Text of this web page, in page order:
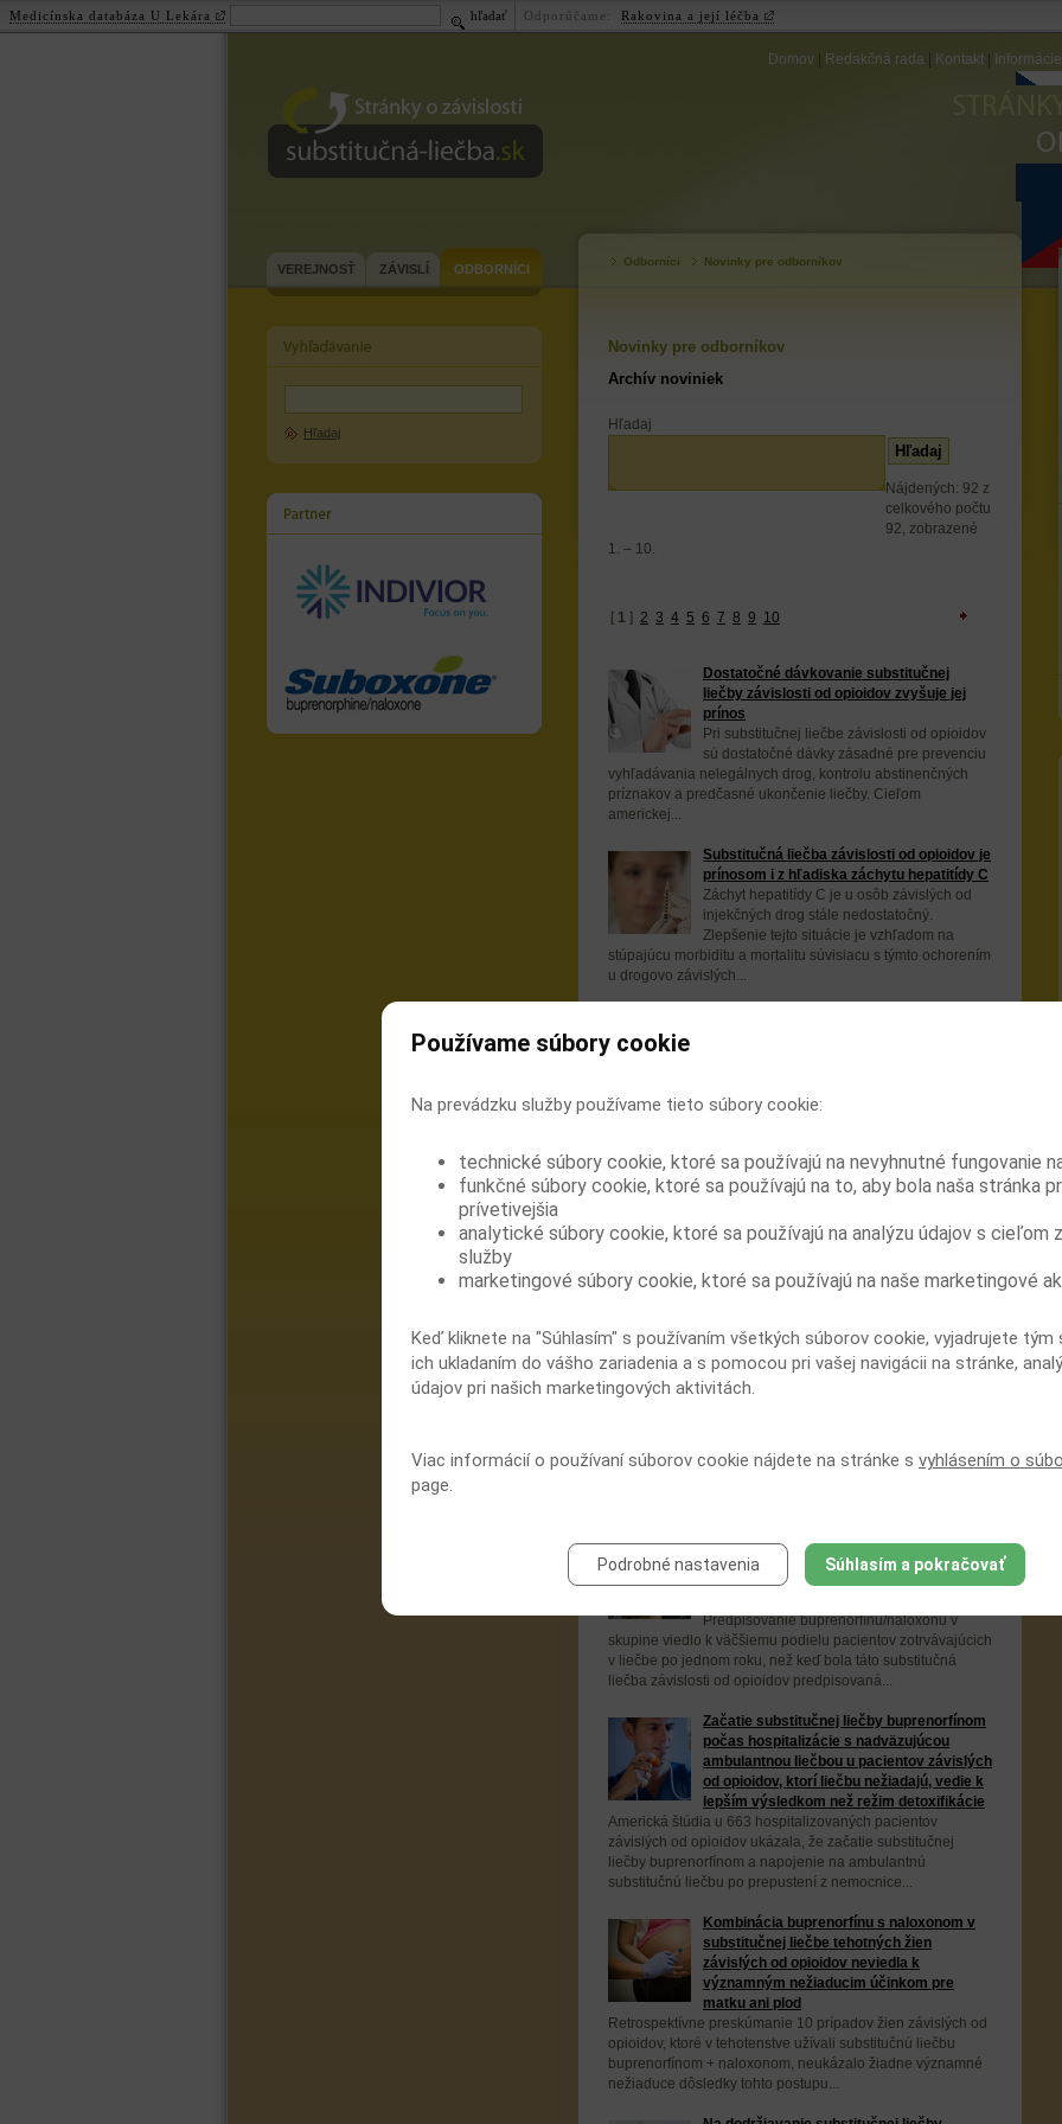
Domov Redakčná rada Kontakt
substitučná-liečba.sk
VEREJNOSŤ ZÁVISLÍ ODBORNÍCI
Hľadaj
Odborníci Novinky pre odborníkov
Novinky pre odborníkov
Archív noviniek
Hľadaj
Nájdených: 92 z
celkového počtu
92, zobrazené
1. – 10.
[ 1 ] 2 3 4 5 6 7 8 9 10
Dostatočné dávkovanie substitučnej
liečby závislosti od opioidov zvyšuje jej
prínos
Pri substitučnej liečbe závislosti od opioidov
sú dostatočné dávky zásadné pre prevenciu
vyhľadávania nelegálnych drog, kontrolu abstinenčných
príznakov a predčasné ukončenie liečby. Cieľom
americkej...
Substitučná liečba závislosti od opioidov je
prínosom i z hľadiska záchytu hepatitídy C
Záchyt hepatitídy C je u osôb závislých od
injekčných drog stále nedostatočný.
Zlepšenie tejto situácie je vzhľadom na
stúpajúcu morbiditu a mortalitu súvisiacu s týmto ochorením
u drogovo závislých...
a novembrom 2011 testované séra väzňov z
13 ukrajinských väzníc krátko pred prepustením. Zo 402
Vyššia cena buprenorfínu vo väzení
dokladá jeho vyššiu zneužiteľnosť oproti
Vzhľadom na dôkazy o zneužívaní
správy z mimoväzenského prostredia, že kombinácia
Užívanie injekčných drog a delenie sa o
ihly je u HIV pozitívnych väzňov kriticky
vysoké
vysokú mieru užívania injekčných drog vo väzení a
Skupinová liečba
buprenorfínom/naloxonom môže zlepšiť
dodržiavanie substitučnej liečby závislosti
Predpisovanie buprenorfínu/naloxonu v
skupine viedlo k väčšiemu podielu pacientov zotrvávajúcich
v liečbe po jednom roku, než keď bola táto substitučná
liečba závislosti od opioidov predpisovaná...
Začatie substitučnej liečby buprenorfínom
počas hospitalizácie s nadväzujúcou
ambulantnou liečbou u pacientov závislých
od opioidov, ktorí liečbu nežiadajú, vedie k
lepším výsledkom než režim detoxifikácie
Americká štúdia u 663 hospitalizovaných pacientov
závislých od opioidov ukázala, že začatie substitučnej
liečby buprenorfínom a napojenie na ambulantnú
substitučnú liečbu po prepustení z nemocnice...
Kombinácia buprenorfínu s naloxonom v
substitučnej liečbe tehotných žien
závislých od opioidov neviedla k
významným nežiaducim účinkom pre
matku ani plod
Retrospektívne preskúmanie 10 prípadov žien závislých od
opioidov, ktoré v tehotenstve užívali substitučnú liečbu
buprenorfínom + naloxonom, neukázalo žiadne významné
nežiaduce dôsledky tohto postupu...
Medicínska databáza U Lekára hľadať Odporúčame: Rakovina a její léčba
Používame súbory cookie
Na prevádzku služby používame tieto súbory cookie:
technické súbory cookie, ktoré sa používajú na nevyhnutné fungovanie
funkčné súbory cookie, ktoré sa používajú na to, aby bola naša stránka
prívetivejšia
analytické súbory cookie, ktoré sa používajú na analýzu údajov s cieľom
služby
marketingové súbory cookie, ktoré sa používajú na naše marketingové
Keď kliknete na "Súhlasím" s používaním všetkých súborov cookie, vyjadrujete tým
ich ukladaním do vášho zariadenia a s pomocou pri vašej navigácii na stránke,
údajov pri našich marketingových aktivitách.
Viac informácií o používaní súborov cookie nájdete na stránke s vyhlásením o
page.
Podrobné nastavenia Súhlasím a pokračovať